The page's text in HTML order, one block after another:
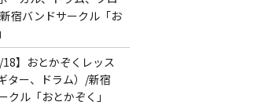
宿バンドサークル「お
18】おとかぞくレッス
ター、ドラム）/新宿
クル「おとかぞく」